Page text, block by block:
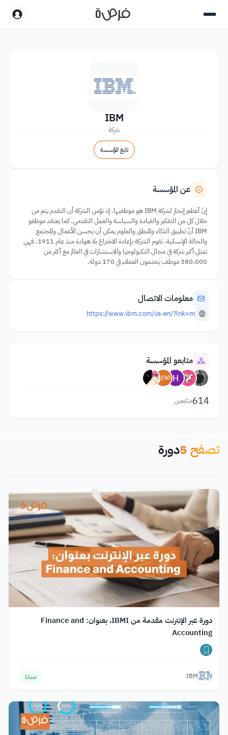
IBM
شركة
تابع المؤسسة
عن المؤسسة
إنّ أعظم إنجاز لشركة IBM هو موظفيها. إذ تؤمن الشركة أن التقدم يتم من
خلال كل من التفكير والقيادة والسياسة والعمل التقدمي. كما يعتقد موظفو
IBM أنّ تطبيق الذكاء والمنطق والعلوم يمكن أن يحسن الأعمال والمجتمع
والحالة الإنسانية. تقوم الشركة بإعادة الاختراع بلا هوادة منذ عام 1911، قهي
تمثل أكبر شركة في مجال التكنولوجيا والاستشارات في العالم مع أكثر من
380،000 موظف يخدمون العملاء في 170 دولة.
معلومات الاتصال
https://www.ibm.com/us-en/?lnk=m
متابعو المؤسسة
614متابعين
تصفح5دورة
دورة عبر الإنترنت مقدمة من IBMI، بعنوان: Finance and
Accounting
IBM مجانا